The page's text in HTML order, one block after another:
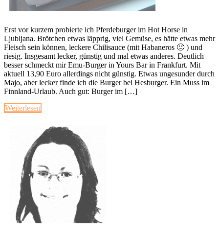
Erst vor kurzem probierte ich Pferdeburger im Hot Horse in
Ljubljana. Brötchen etwas läpprig, viel Gemüse, es hätte etwas mehr
Fleisch sein können, leckere Chilisauce (mit Habaneros 🙂 ) und
riesig. Insgesamt lecker, günstig und mal etwas anderes. Deutlich
besser schmeckt mir Emu-Burger in Yours Bar in Frankfurt. Mit
aktuell 13,90 Euro allerdings nicht günstig. Etwas ungesunder durch
Majo, aber lecker finde ich die Burger bei Hesburger. Ein Muss im
Finnland-Urlaub. Auch gut: Burger im […]
Weiterlesen